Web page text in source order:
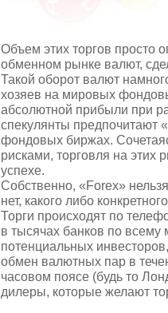
Объем этих торгов просто
обменном рынке валют,
Такой оборот валют
хозяев на мировых
абсолютной прибыли при
спекулянты предпочитают
фондовых биржах.
рисками, торговля на этих
успехе.
Собственно, «Forex»
нет, какого либо
Торги происходят по
в тысячах банков по
потенциальных
обмен валютных пар в
часовом поясе (будь то
дилеры, которые желают